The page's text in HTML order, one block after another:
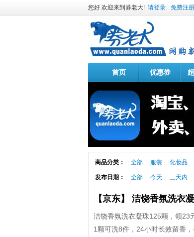
您好 欢迎来到券老大! 请登录 免费注册
首页 优惠券
商品分类： 全部 服装 化妆品
发布日期： 全部 今天 三天内
【京东】 洁饶香氛洗衣
洁饶香氛洗衣凝珠125颗，领23
1颗可洗8件，24小时长效留香，